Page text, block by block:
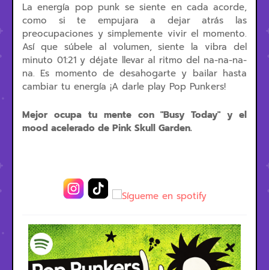
La energía pop punk se siente en cada acorde,
como si te empujara a dejar atrás las
preocupaciones y simplemente vivir el momento.
Así que súbele al volumen, siente la vibra del
minuto 01:21 y déjate llevar al ritmo del na-na-na-
na. Es momento de desahogarte y bailar hasta
cambiar tu energía ¡A darle play Pop Punkers!
Mejor ocupa tu mente con "Busy Today" y el
mood acelerado de Pink Skull Garden.